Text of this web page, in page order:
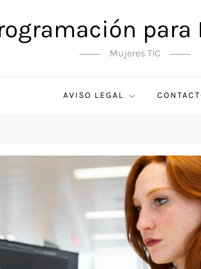
para
Mujeres TIC
AVISO LEGAL